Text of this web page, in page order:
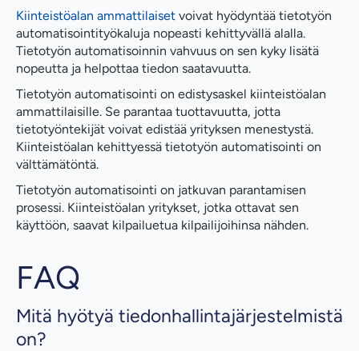
Kiinteistöalan ammattilaiset voivat hyödyntää tietotyön
automatisointityökaluja nopeasti kehittyvällä alalla.
Tietotyön automatisoinnin vahvuus on sen kyky lisätä
nopeutta ja helpottaa tiedon saatavuutta.
Tietotyön automatisointi on edistysaskel kiinteistöalan
ammattilaisille. Se parantaa tuottavuutta, jotta
tietotyöntekijät voivat edistää yrityksen menestystä.
Kiinteistöalan kehittyessä tietotyön automatisointi on
välttämätöntä.
Tietotyön automatisointi on jatkuvan parantamisen
prosessi. Kiinteistöalan yritykset, jotka ottavat sen
käyttöön, saavat kilpailuetua kilpailijoihinsa nähden.
FAQ
Mitä hyötyä tiedonhallintajärjestelmistä
on?